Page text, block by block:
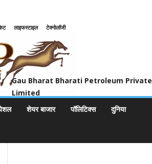
लाइफस्टाइल
टेक्नोलॉजी
Gau Bharat Bharati Petroleum Private
Limited
शेयर बाजार पॉलिटिक्स दुनिया